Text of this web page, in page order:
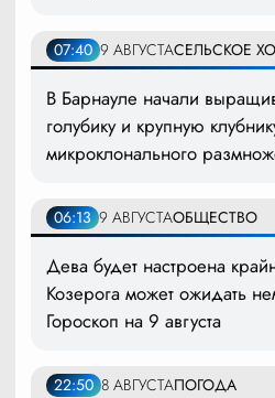
07:40 9 АВГУСТАСЕЛЬСКОЕ
В Барнауле начали
голубику и крупную
микроклонального
06:13 9 АВГУСТАОБЩЕСТВО
Дева будет настроена
Козерога может ожидать
Гороскоп на 9 августа
22:50 8 АВГУСТАПОГОДА